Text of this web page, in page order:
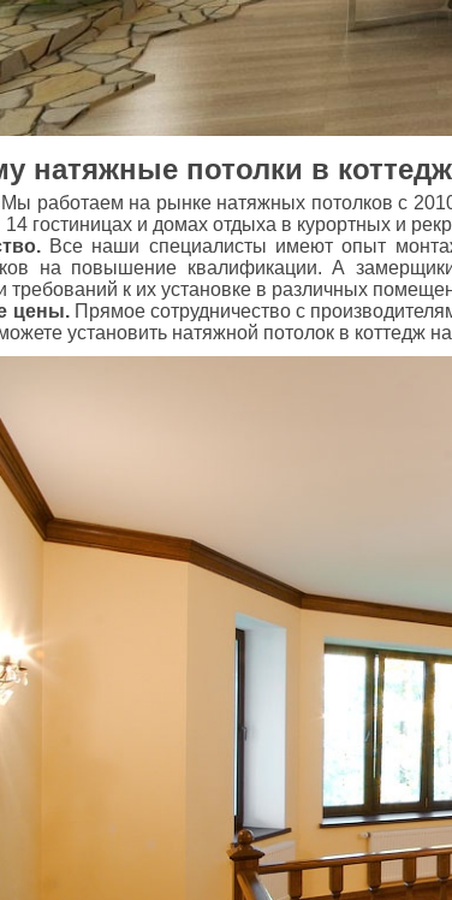
натяжные потолки в
работаем на рынке натяжных потолков с
14 гостиницах и домах отдыха в курортных и
Все наши специалисты имеют опыт
на повышение квалификации. А
требований к их установке в различных
цены.Прямое сотрудничество с
установить натяжной потолок в коттедж